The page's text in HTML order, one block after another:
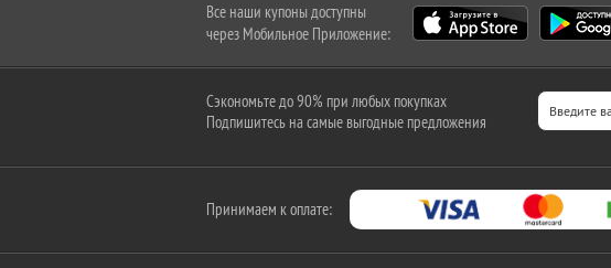
Все наши купоны доступны
через Мобильное Приложение:
Сэкономьте до 90% при любых покупках
Подпишитесь на самые выгодные предложения
Принимаем к оплате: